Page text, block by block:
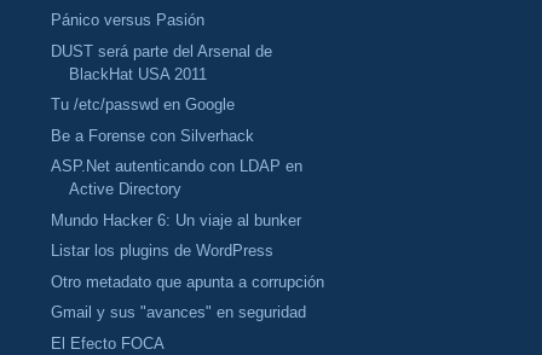
Pánico versus Pasión
DUST será parte del Arsenal de
BlackHat USA 2011
Tu /etc/passwd en Google
Be a Forense con Silverhack
ASP.Net autenticando con LDAP en
Active Directory
Mundo Hacker 6: Un viaje al bunker
Listar los plugins de WordPress
Otro metadato que apunta a corrupción
Gmail y sus "avances" en seguridad
El Efecto FOCA